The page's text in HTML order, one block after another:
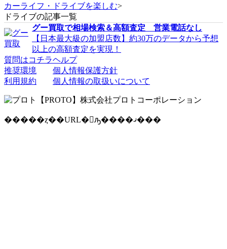
カーライフ・ドライブを楽しむ>
ドライブの記事一覧
グー買取で相場検索＆高額査定 営業電話なし
【日本最大級の加盟店数】約30万のデータから予想
以上の高額査定を実現！
質問はコチラヘルプ
推奨環境
個人情報保護方針
利用規約
個人情報の取扱いについて
�����ȥ��URL�򥳥ԡ����ޤ���